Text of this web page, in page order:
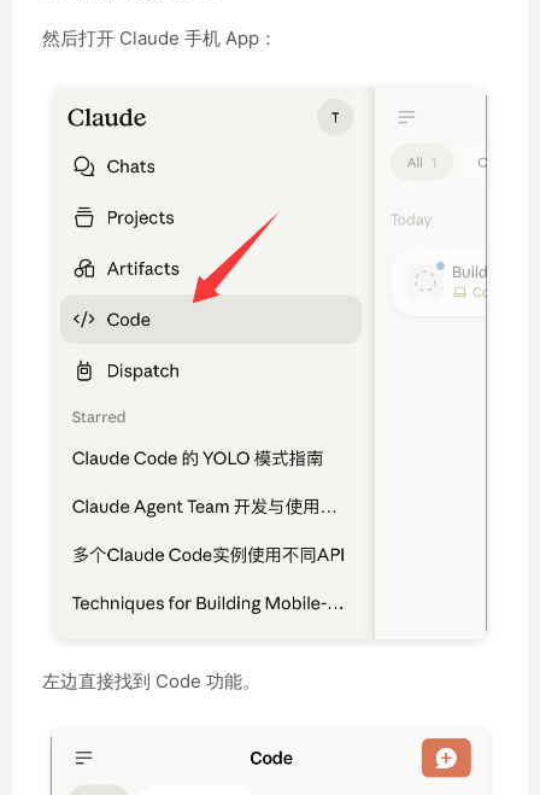
然后打开 Claude 手机 App：
左边直接找到 Code 功能。